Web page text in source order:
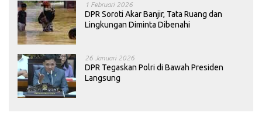
1 Februari 2026
DPR Soroti Akar Banjir, Tata Ruang dan
Lingkungan Diminta Dibenahi
26 Januari 2026
DPR Tegaskan Polri di Bawah Presiden
Langsung